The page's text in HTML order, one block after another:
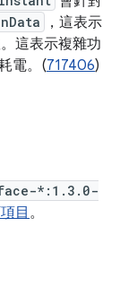
，這表示
這表示複雜功
電。(717406)
*:1.3.0-
目 。